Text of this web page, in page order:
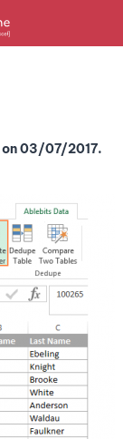
on03/07/2017.